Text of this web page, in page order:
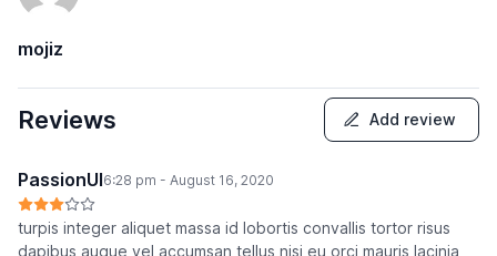
mojiz
Reviews Add review
PassionUI6:28 pm - August 16, 2020
turpis integer aliquet massa id lobortis convallis tortor risus
dapibus augue vel accumsan tellus nisi eu orci mauris lacinia